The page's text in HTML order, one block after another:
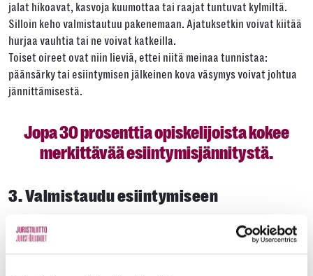
jalat hikoavat, kasvoja kuumottaa tai raajat tuntuvat kylmiltä.
Silloin keho valmistautuu pakenemaan. Ajatuksetkin voivat kiitää
hurjaa vauhtia tai ne voivat katkeilla.
Toiset oireet ovat niin lieviä, ettei niitä meinaa tunnistaa:
päänsärky tai esiintymisen jälkeinen kova väsymys voivat johtua
jännittämisestä.
Jopa 30 prosenttia opiskelijoista kokee
merkittävää esiintymis­jännitystä.
3. Valmistaudu esiintymiseen
liikunta edellisenä päivänä vähentää jännitystä. Juuri ennen
esiintymistä voi rentoutua erilaisten hengitysharjoitusten avulla.